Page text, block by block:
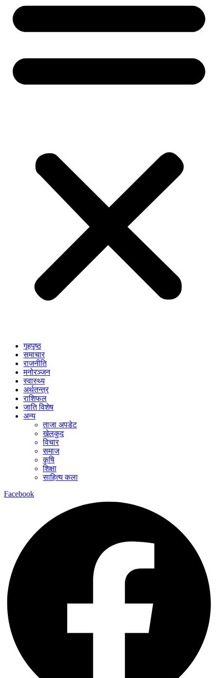
गृहपृष्ठ
समाचार
राजनीति
मनोरञ्जन
स्वास्थ्य
अर्थतन्त्र
राशिफल
जाति विशेष
अन्य
ताजा अपडेट
खेलकुद
विचार
समाज
कृषि
शिक्षा
साहित्य कला
Facebook